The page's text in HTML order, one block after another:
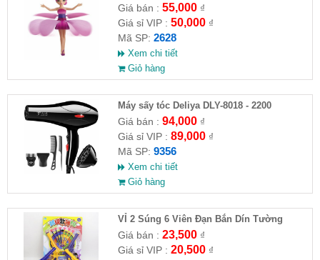
Giá bán : 55,000₫
Giá sỉ VIP : 50,000₫
Mã SP: 2628
Xem chi tiết
Giỏ hàng
Máy sấy tóc Deliya DLY-8018 - 2200
Giá bán : 94,000₫
Giá sỉ VIP : 89,000₫
Mã SP: 9356
Xem chi tiết
Giỏ hàng
VỈ 2 Súng 6 Viên Đạn Bắn Dín Tường
Giá bán : 23,500₫
Giá sỉ VIP : 20,500₫